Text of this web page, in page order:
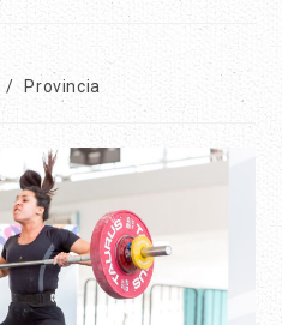
/ Provincia